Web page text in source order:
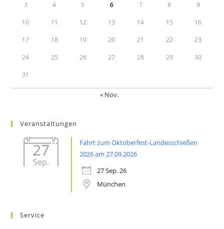
3 4 5 6 7 8 9
10 11 12 13 14 15 16
17 18 19 20 21 22 23
24 25 26 27 28 29 30
31
« Nov.
Veranstaltungen
27
Sep.
Fahrt zum Oktoberfest-Landesschießen
2026 am 27.09.2026
27 Sep. 26
München
Service